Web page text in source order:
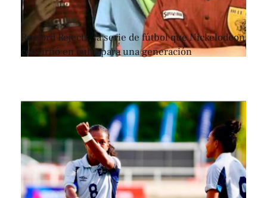
Renford Rejects, la serie de fútbol que Nickelodeon
convirtió en culto para una generación